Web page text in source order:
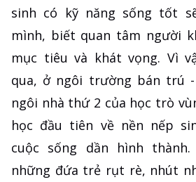
sinh có kỹ năng sống tốt
mình, biết quan tâm người
mục tiêu và khát vọng. Vì
qua, ở ngôi trường bán trú
ngôi nhà thứ 2 của học trò
học đầu tiên về nền nếp
cuộc sống dần hình
những đứa trẻ rụt rè, nhút